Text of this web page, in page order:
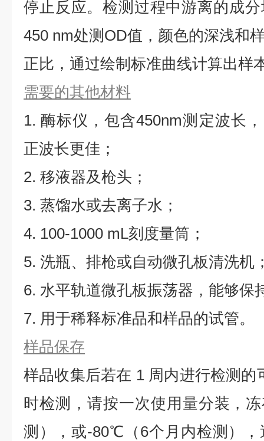
停止反应。检测过程中游离的成
450 nm处测OD值，颜色的深浅和
正比，通过绘制标准曲线计算出样
需要的其他材料
1. 酶标仪，包含450nm测定波长
正波长更佳；
2. 移液器及枪头；
3. 蒸馏水或去离子水；
4. 100-1000 mL刻度量筒；
5. 洗瓶、排枪或自动微孔板清洗机
6. 水平轨道微孔板振荡器，能够保
7. 用于稀释标准品和样品的试管。
样品保存
样品收集后若在 1 周内进行检测
时检测，请按一次使用量分装，
测），或-80℃（6个月内检测）